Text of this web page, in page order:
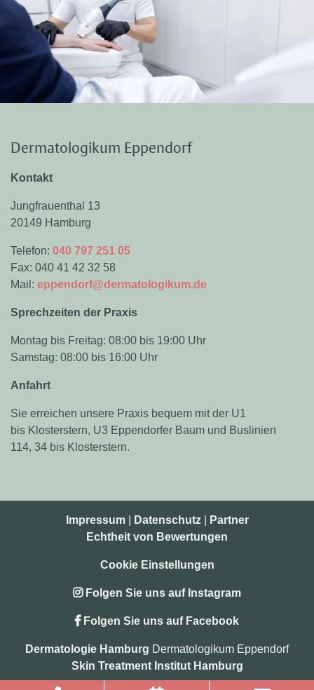
Dermatologikum Eppendorf
Kontakt
Jungfrauenthal 13
20149 Hamburg
Telefon: 040 797 251 05
Fax: 040 41 42 32 58
Mail: eppendorf@dermatologikum.de
Sprechzeiten der Praxis
Montag bis Freitag: 08:00 bis 19:00 Uhr
Samstag: 08:00 bis 16:00 Uhr
Anfahrt
Sie erreichen unsere Praxis bequem mit der U1
bis Klosterstern, U3 Eppendorfer Baum und Buslinien
114, 34 bis Klosterstern.
Impressum| Datenschutz|
Partner
Echtheit von Bewertungen
Cookie Einstellungen
Folgen Sie uns auf Instagram
Folgen Sie uns auf Facebook
Dermatologie Hamburg Dermatologikum Eppendorf
Skin Treatment Institut Hamburg